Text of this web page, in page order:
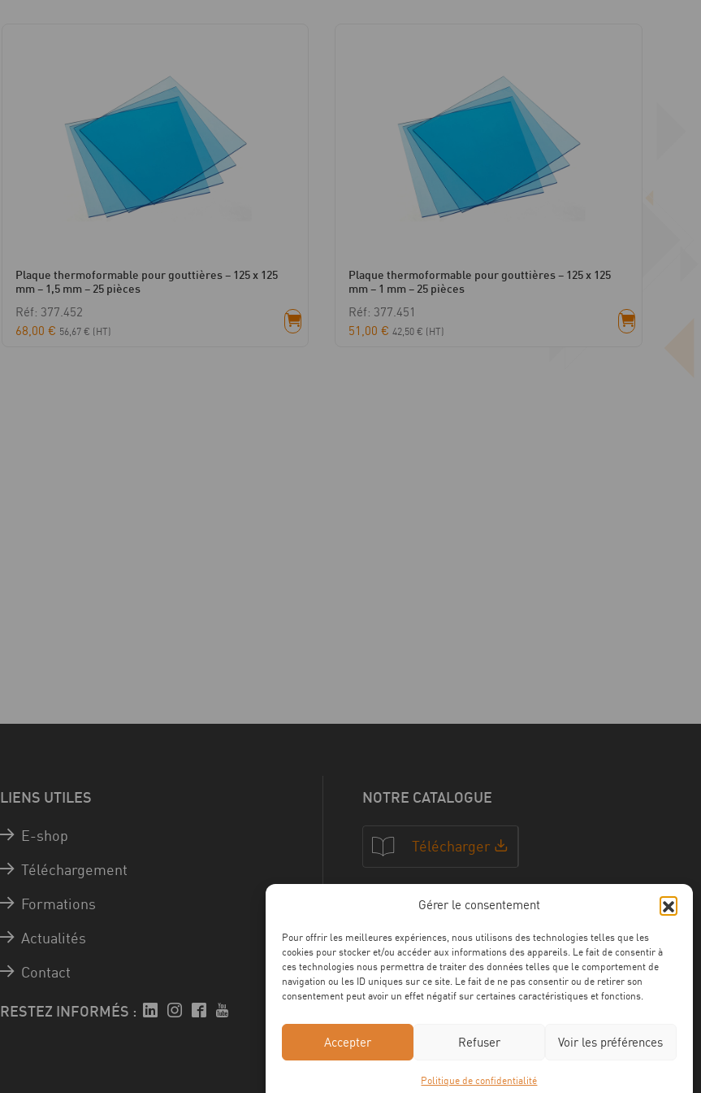
Gérer le consentement
Pour offrir les meilleures expériences, nous utilisons des technologies telles que les
cookies pour stocker et/ou accéder aux informations des appareils. Le fait de consentir à
ces technologies nous permettra de traiter des données telles que le comportement de
navigation ou les ID uniques sur ce site. Le fait de ne pas consentir ou de retirer son
consentement peut avoir un effet négatif sur certaines caractéristiques et fonctions.
Accepter Refuser Voir les préférences
Politique de confidentialité
Plaque thermoformable pour gouttières – 125 x 125
mm – 1,5 mm – 25 pièces
Réf: 377.452
68,00 € 56,67 € (HT)
Plaque thermoformable pour gouttières – 125 x 125
mm – 1 mm – 25 pièces
Réf: 377.451
51,00€ 42,50€ (HT)
LIENS UTILES
E-shop
Téléchargement
Formations
Actualités
Contact
RESTEZ INFORMÉS :
NOTRE CATALOGUE
Télécharger
NOS CERTFICATIONS